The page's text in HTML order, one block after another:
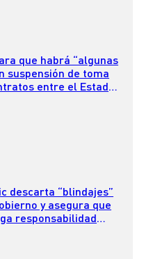
que habrá “algunas
suspensión de toma
entre el Estado
descarta “blindajes”
y asegura que
responsabilidad